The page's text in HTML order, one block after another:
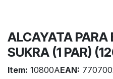
ALCAYATA PARA
SUKRA (1 PAR)
Item: 10800AEAN: